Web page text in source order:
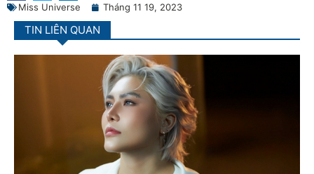
Miss Universe Tháng 11 19, 2023
TIN LIÊN QUAN